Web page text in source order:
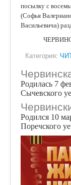
посылку с
(Софья
Васильевича)
Категория:
Родилась 7
Сычевского
Родился 10
Поречского